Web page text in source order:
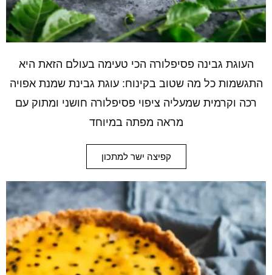
העוגת גבינה פסיפלורה הכי טעימה בעולם הזאת היא
התגשמות כל מה שטוב בקינוח: עוגת גבינת שמנת אפויה
רכה וקרמית שמעליה ציפוי פסיפלורה חושני ומתוק עם
מראה מפתה במיוחד
קפיצה ישר למתכון